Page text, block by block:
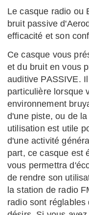
Le casque radio ou
bruit passive
efficacité et son
Ce casque vous
et du bruit en vous
auditive PASSIVE.
particulière lorsque
environnement
d'une piste, ou de
utilisation est utile
d'une activité
part, ce casque est
vous permettra
de rendre son
la station de radio
radio sont